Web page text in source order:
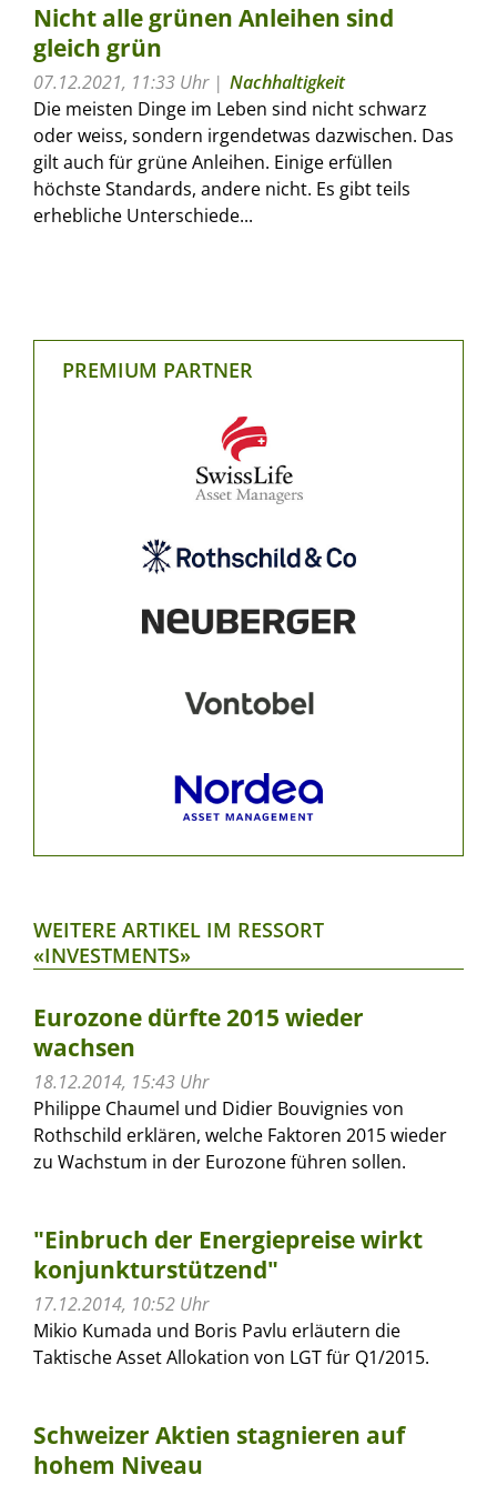
Nicht alle grünen Anleihen sind
gleich grün
07.12.2021, 11:33 Uhr
Nachhaltigkeit
Die meisten Dinge im Leben sind nicht schwarz
oder weiss, sondern irgendetwas dazwischen. Das
gilt auch für grüne Anleihen. Einige erfüllen
höchste Standards, andere nicht. Es gibt teils
erhebliche Unterschiede...
PREMIUM PARTNER
WEITERE ARTIKEL IM RESSORT
«INVESTMENTS»
Eurozone dürfte 2015 wieder
wachsen
18.12.2014, 15:43 Uhr
Philippe Chaumel und Didier Bouvignies von
Rothschild erklären, welche Faktoren 2015 wieder
zu Wachstum in der Eurozone führen sollen.
"Einbruch der Energiepreise wirkt
konjunkturstützend"
17.12.2014, 10:52 Uhr
Mikio Kumada und Boris Pavlu erläutern die
Taktische Asset Allokation von LGT für Q1/2015.
Schweizer Aktien stagnieren auf
hohem Niveau